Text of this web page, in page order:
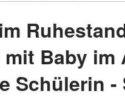
mit Baby
Schülerin -